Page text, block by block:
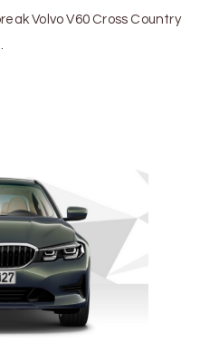
Volvo V60 Cross Country